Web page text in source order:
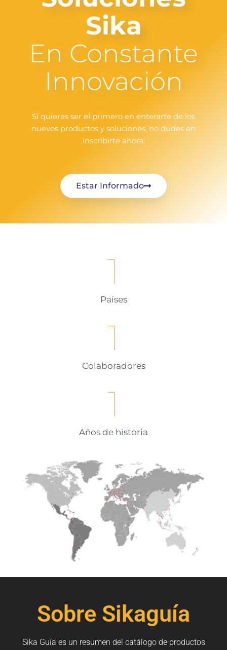
Sika
En Constante
Innovación
Si quieres ser el primero en enterarte de los
nuevos productos y soluciones, no dudes en
inscribirte ahora:
Estar Informado
Países
1
Colaboradores
1
Años de historia
1
Sobre Sikaguía
Sika Guía es un resumen del catálogo de productos